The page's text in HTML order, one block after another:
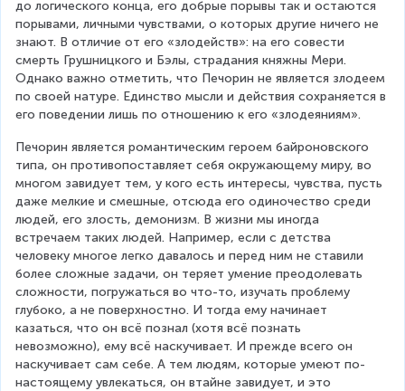
до логического конца, его добрые порывы так и остаются
порывами, личными чувствами, о которых другие ничего не
знают. В отличие от его «злодейств»: на его совести
смерть Грушницкого и Бэлы, страдания княжны Мери.
Однако важно отметить, что Печорин не является злодеем
по своей натуре. Единство мысли и действия сохраняется в
его поведении лишь по отношению к его «злодеяниям».
Печорин является романтическим героем байроновского
типа, он противопоставляет себя окружающему миру, во
многом завидует тем, у кого есть интересы, чувства, пусть
даже мелкие и смешные, отсюда его одиночество среди
людей, его злость, демонизм. В жизни мы иногда
встречаем таких людей. Например, если с детства
человеку многое легко давалось и перед ним не ставили
более сложные задачи, он теряет умение преодолевать
сложности, погружаться во что-то, изучать проблему
глубоко, а не поверхностно. И тогда ему начинает
казаться, что он всё познал (хотя всё познать
невозможно), ему всё наскучивает. И прежде всего он
наскучивает сам себе. А тем людям, которые умеют по-
настоящему увлекаться, он втайне завидует, и это